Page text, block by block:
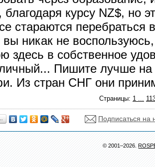
курсу NZ$, но
стараются
вы никак не
здесь в собственное
Пишите лучше на
Из стран СНГ они
Страницы: 1 ...
Подписаться на
© 2001–2026.